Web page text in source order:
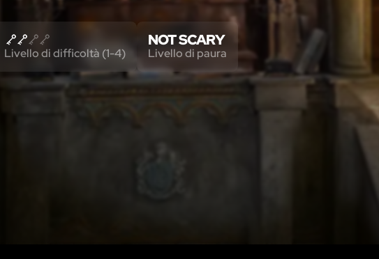
Livello di difficoltà (1-4)
NOT SCARY
Livello di paura